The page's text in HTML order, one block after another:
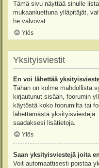
Tämä sivu näyttää sinulle
mukaanluettuna ylläpitäjät,
he valvovat.
Ylös
Yksityisviestit
En voi lähettää
Tähän on kolme mahdollista
kirjautunut sisään, foorumin
käytöstä koko foorumilta tai
lähettämästä
saadaksesi lisätietoja.
Ylös
Saan yksityisviestejä joita
Voit automaattisesti poistaa